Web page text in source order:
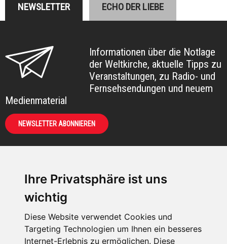
Ihre Privatsphäre ist uns
wichtig
Diese Website verwendet Cookies und
Targeting Technologien um Ihnen ein besseres
Internet-Erlebnis zu ermöglichen. Diese
NEWSLETTER ECHO DER LIEBE
Informationen über die Notlage
der Weltkirche, aktuelle Tipps zu
Veranstaltungen, zu Radio- und
Fernsehsendungen und neuem
Medienmaterial
NEWSLETTER ABONNIEREN
KIRCHE IN NOT -
Österreich
Weimarer Straße 104/3
1190 Wien